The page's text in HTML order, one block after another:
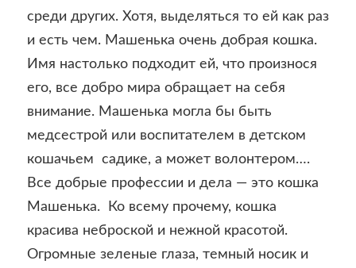
среди других. Хотя, выделяться то ей как раз
и есть чем. Машенька очень добрая кошка.
Имя настолько подходит ей, что произнося
его, все добро мира обращает на себя
внимание. Машенька могла бы быть
медсестрой или воспитателем в детском
кошачьем садике, а может волонтером….
Все добрые профессии и дела — это кошка
Машенька. Ко всему прочему, кошка
красива неброской и нежной красотой.
Огромные зеленые глаза, темный носик и